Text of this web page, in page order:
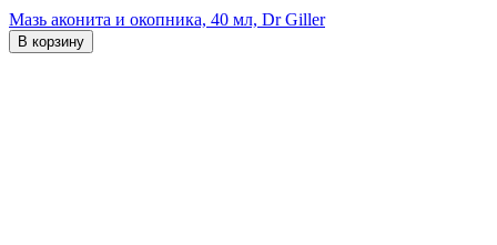
Мазь аконита и окопника, 40 мл, Dr Giller
В корзину